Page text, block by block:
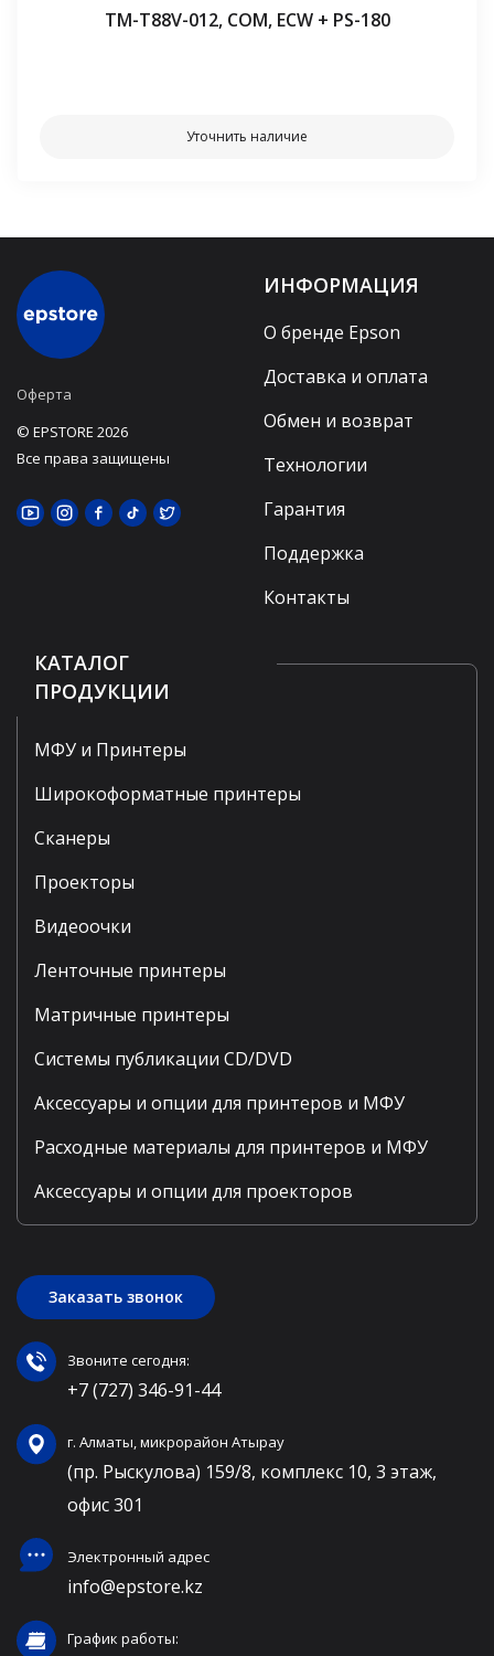
TM-T88V-012, COM, ECW + PS-180
Уточнить наличие
Оферта
© EPSTORE 2026
Все права защищены
ИНФОРМАЦИЯ
О бренде Epson
Доставка и оплата
Обмен и возврат
Технологии
Гарантия
Поддержка
Контакты
КАТАЛОГ
ПРОДУКЦИИ
МФУ и Принтеры
Широкоформатные принтеры
Сканеры
Проекторы
Видеоочки
Ленточные принтеры
Матричные принтеры
Системы публикации CD/DVD
Аксессуары и опции для принтеров и МФУ
Расходные материалы для принтеров и МФУ
Аксессуары и опции для проекторов
Заказать звонок
Звоните сегодня:
+7 (727) 346-91-44
г. Алматы, микрорайон Атырау
(пр. Рыскулова) 159/8, комплекс 10, 3 этаж,
офис 301
Электронный адрес
info@epstore.kz
График работы: